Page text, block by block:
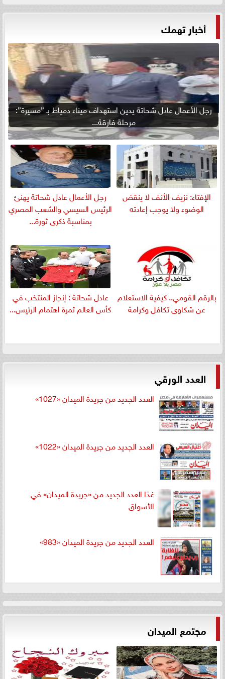
أخبار تهمك
رجل الأعمال عادل شحاتة يدين استهداف ميناء دمياط بـ ”مسيرة”:
مرحلة فارقة...
الإفتاء: نزيف الأنف لا ينقض
الوضوء ولا يوجب إعادته
رجل الأعمال عادل شحاتة يهنئ
الرئيس السيسي والشعب المصري
بمناسبة ذكرى ثورة...
بالرقم القومي.. كيفية الاستعلام
عن شكاوى تكافل وكرامة
عادل شحاتة : إنجاز المنتخب في
كأس العالم ثمرة اهتمام الرئيس...
العدد الورقي
العدد الجديد من جريدة الميدان «1027»
العدد الجديد من جريدة الميدان «1022»
غدًا العدد الجديد من «جريدة الميدان» في
الأسواق
العدد الجديد من جريدة الميدان «983»
مجتمع الميدان